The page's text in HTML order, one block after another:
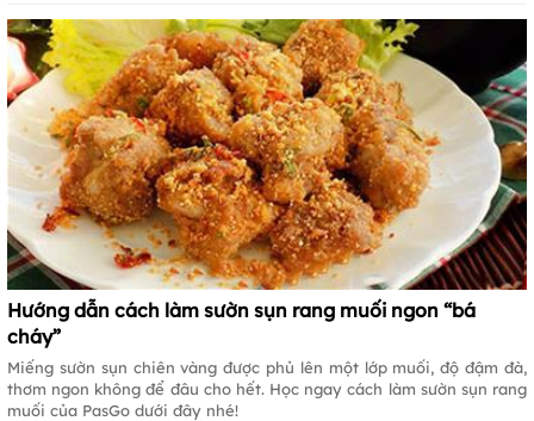
Hướng dẫn cách làm sườn sụn rang muối ngon “bá
cháy”
Miếng sườn sụn chiên vàng được phủ lên một lớp muối, độ đậm đà,
thơm ngon không để đâu cho hết. Học ngay cách làm sườn sụn rang
muối của PasGo dưới đây nhé!